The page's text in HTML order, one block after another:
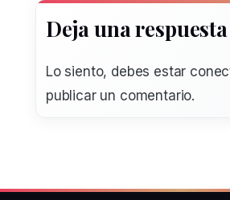
Deja una respuesta
Lo siento, debes estar
publicar un comentario.